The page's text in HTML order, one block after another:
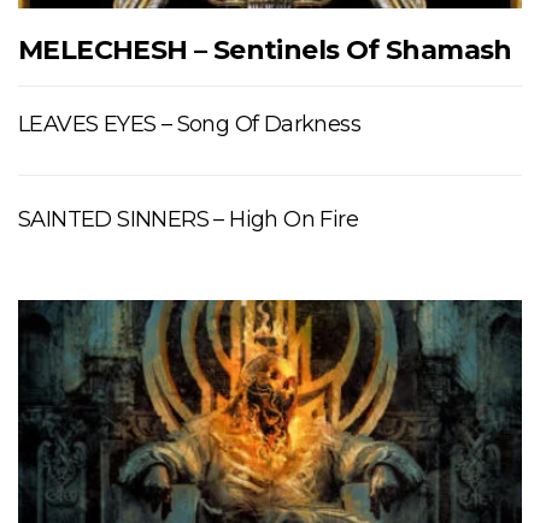
MELECHESH – Sentinels Of Shamash
LEAVES EYES – Song Of Darkness
SAINTED SINNERS – High On Fire